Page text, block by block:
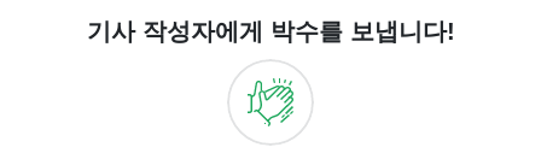
기사 작성자에게 박수를 보냅니다!